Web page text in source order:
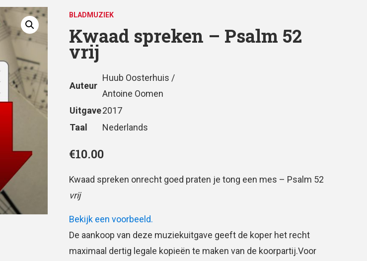
BLADMUZIEK
Kwaad spreken – Psalm 52
vrij
Auteur
Huub Oosterhuis /
Antoine Oomen
Uitgave2017
Taal
Nederlands
€10.00
Kwaad spreken onrecht goed praten je tong een mes – Psalm 52
vrij
Bekijk een voorbeeld.
De aankoop van deze muziekuitgave geeft de koper het recht
maximaal dertig legale kopieën te maken van de koorpartij.Voor